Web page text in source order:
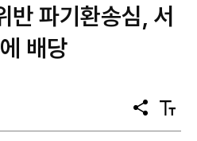
반 파기환송심, 서
배당
공
유
텍
스